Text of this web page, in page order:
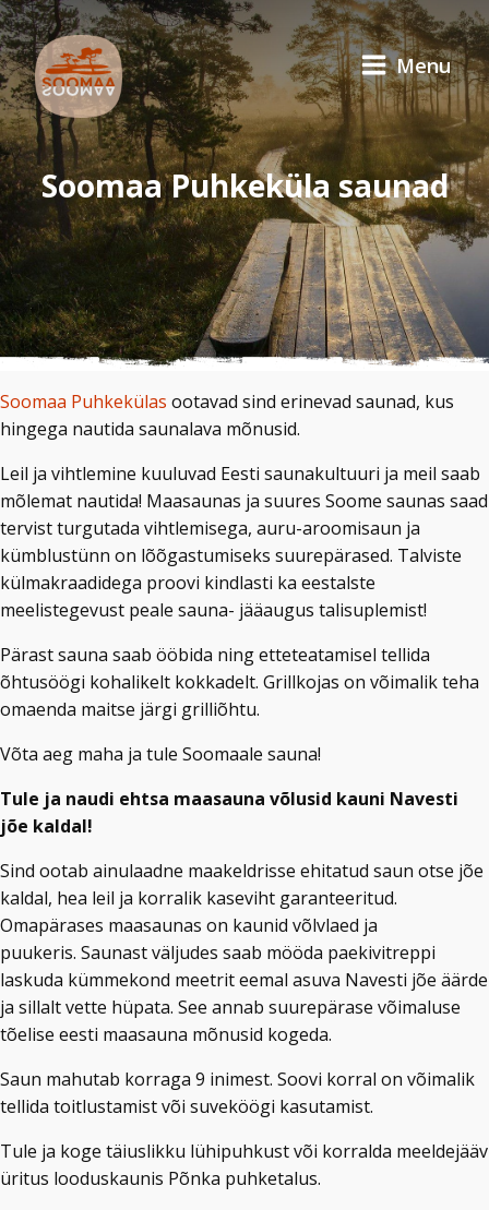
Menu
Soomaa Puhkeküla saunad
Soomaa Puhkekülas ootavad sind erinevad saunad, kus
hingega nautida saunalava mõnusid.
Leil ja vihtlemine kuuluvad Eesti saunakultuuri ja meil saab
mõlemat nautida! Maasaunas ja suures Soome saunas saad
tervist turgutada vihtlemisega, auru-aroomisaun ja
kümblustünn on lõõgastumiseks suurepärased. Talviste
külmakraadidega proovi kindlasti ka eestalste
meelistegevust peale sauna- jääaugus talisuplemist!
Pärast sauna saab ööbida ning etteteatamisel tellida
õhtusöögi kohalikelt kokkadelt. Grillkojas on võimalik teha
omaenda maitse järgi grilliõhtu.
Võta aeg maha ja tule Soomaale sauna!
Tule ja naudi ehtsa maasauna võlusid kauni Navesti
jõe kaldal!
Sind ootab ainulaadne maakeldrisse ehitatud saun otse jõe
kaldal, hea leil ja korralik kaseviht garanteeritud.
Omapärases maasaunas on kaunid võlvlaed ja
puukeris. Saunast väljudes saab mööda paekivitreppi
laskuda kümmekond meetrit eemal asuva Navesti jõe äärde
ja sillalt vette hüpata. See annab suurepärase võimaluse
tõelise eesti maasauna mõnusid kogeda.
Saun mahutab korraga 9 inimest. Soovi korral on võimalik
tellida toitlustamist või suveköögi kasutamist.
Tule ja koge täiuslikku lühipuhkust või korralda meeldejääv
üritus looduskaunis Põnka puhketalus.